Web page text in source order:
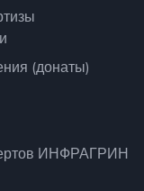
(донаты)
ИНФРАГРИН